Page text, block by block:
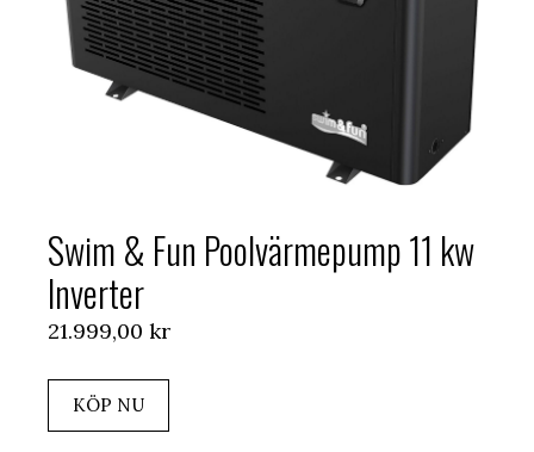
Swim & Fun Poolvärmepump 11 kw
Inverter
21.999,00 kr
KÖP NU